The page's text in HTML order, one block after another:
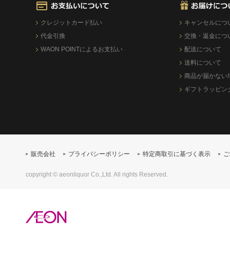
クレジットカード払い
代金引換
WAON POINTによるお支払い
キャンセルにつ
交換・返金につ
配送について
送料について
商品が届かない
ギフトラッピン
販売会社 プライバシーポリシー 特定商取引に基づく表示
copyright © aeonliquor Co.,Ltd. All rights Reserved.